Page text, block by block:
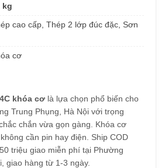
kg
cao cấp, Thép 2 lớp đúc đặc, Sơn
cơ
khóa cơ là lựa chọn phổ biến cho
Trung Phụng, Hà Nội với trọng
chắn vừa gọn gàng. Khóa cơ
cần pin hay điện. Ship COD
triệu giao miễn phí tại Phường
giao hàng từ 1-3 ngày.